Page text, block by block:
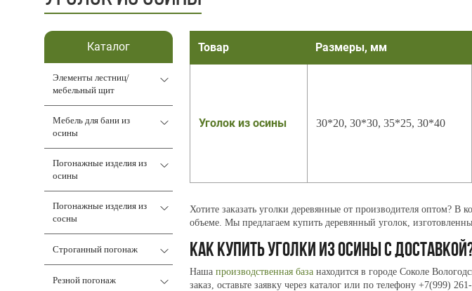
Каталог
Элементы лестниц/
мебельный щит
Мебель для бани из
осины
Погонажные изделия из
осины
Погонажные изделия из
сосны
Строганный погонаж
Резной погонаж
Товар Размеры, мм
Уголок из осины 30*20, 30*30, 35*25, 30*40
Хотите заказать уголки деревянные от производителя оптом? В
объеме. Мы предлагаем купить деревянный уголок,
КАККУПИТЬ УГОЛКИ ИЗ ОСИНЫС
Наша производственная база находится в городе Соколе
заказ, оставьте заявку через каталог или по телефону +7(999)